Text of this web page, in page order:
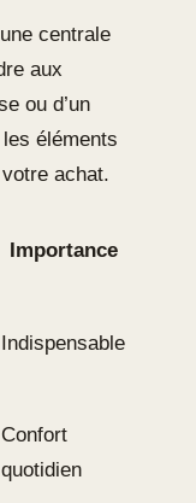
centrale
aux
ou d’un
éléments
achat.
Importance
Indispensable
Confort
quotidien